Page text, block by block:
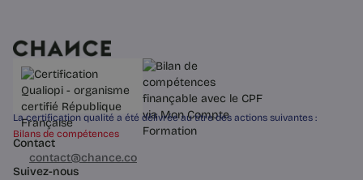
La certification qualité a été délivrée au titre des actions suivantes :
Bilans de compétences
Contact
03 60 84 01 14
contact@chance.co
Suivez-nous